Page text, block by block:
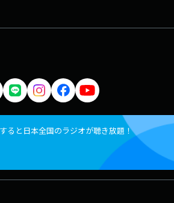
ると日本全国のラジオが聴き放題！